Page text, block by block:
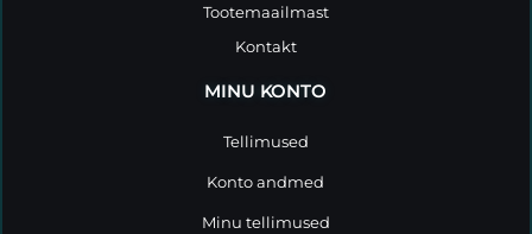
Tootemaailmast
Kontakt
MINU KONTO
Tellimused
Konto andmed
Minu tellimused